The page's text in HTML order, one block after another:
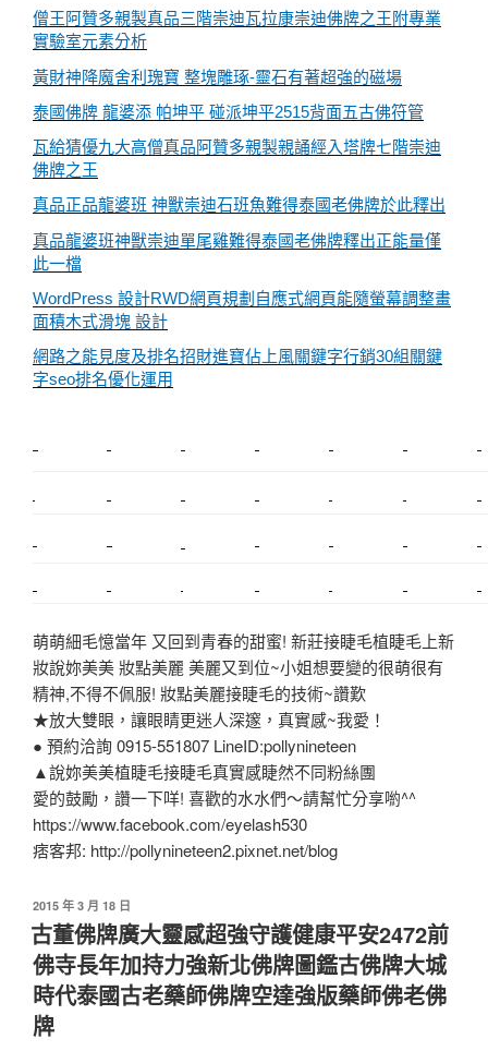
僧王阿贊多親製真品三階崇迪瓦拉康崇迪佛牌之王附專業
實驗室元素分析
黃財神降魔舍利瑰寶 整塊雕琢-靈石有著超強的磁場
泰國佛牌 龍婆添 帕坤平 碰派坤平2515背面五古佛符管
瓦給猜優九大高僧真品阿贊多親製親誦經入塔牌七階崇迪
佛牌之王
真品正品龍婆班 神獸崇迪石班魚難得泰國老佛牌於此釋出
真品龍婆班神獸崇迪單尾雞難得泰國老佛牌釋出正能量僅
此一檔
WordPress 設計RWD網頁規劃自應式網頁能隨螢幕調整畫
面積木式滑塊 設計
網路之能見度及排名招財進寶佔上風關鍵字行銷30組關鍵
字seo排名優化運用
萌萌細毛憶當年 又回到青春的甜蜜! 新莊接睫毛植睫毛上新
妝說妳美美 妝點美麗 美麗又到位~小姐想要變的很萌很有
精神,不得不佩服! 妝點美麗接睫毛的技術~讚歎
★放大雙眼，讓眼睛更迷人深邃，真實感~我愛！
● 預約洽詢 0915-551807 LineID:pollynineteen
▲說妳美美植睫毛接睫毛真實感睫然不同粉絲團
愛的鼓勵，讚一下咩! 喜歡的水水們～請幫忙分享喲^^
https://www.facebook.com/eyelash530
痞客邦: http://pollynineteen2.pixnet.net/blog
2015 年 3 月 18 日
古董佛牌廣大靈感超強守護健康平安2472前
佛寺長年加持力強新北佛牌圖鑑古佛牌大城
時代泰國古老藥師佛牌空達強版藥師佛老佛
牌